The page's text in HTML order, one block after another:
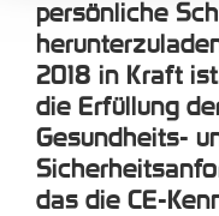
persönliche
2018 in Kraft
die Erfüllung
Gesundheits-
das die CE-